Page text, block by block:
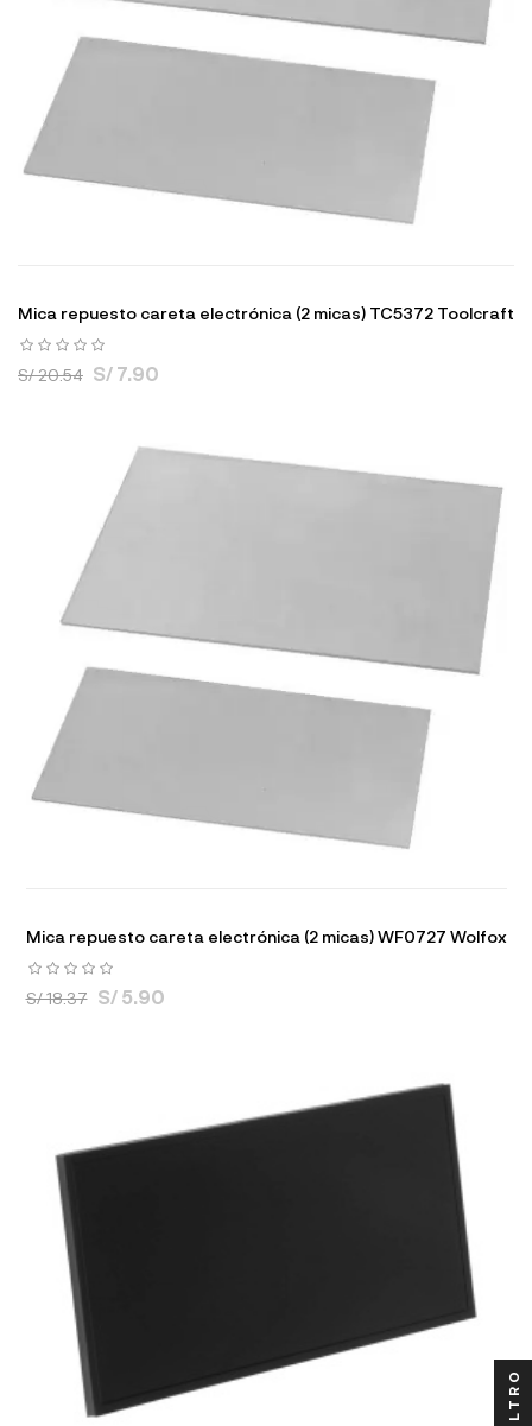
Mica repuesto careta electrónica (2 micas) TC5372 Toolcraft
S/ 20.54 S/ 7.90
Mica repuesto careta electrónica (2 micas) WF0727 Wolfox
S/ 18.37 S/ 5.90
FILTRO